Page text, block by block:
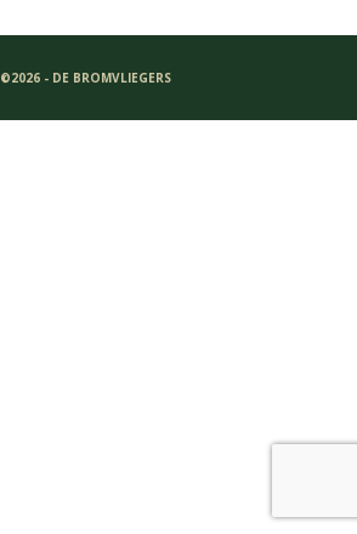
©2026 - DE BROMVLIEGERS